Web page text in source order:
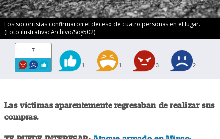
Los socorristas confirmaron el deceso de cuatro personas en el lugar.
(Foto ilustrativa: Archivo/Soy502)
7
1 1 3 2
Las víctimas aparentemente regresaban de realizar sus
compras.